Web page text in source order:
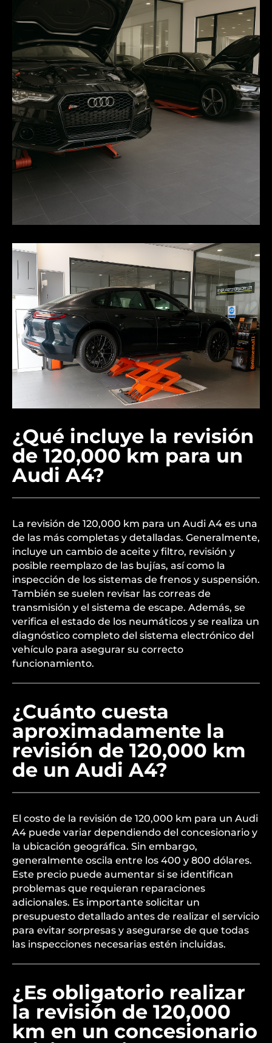
¿Qué incluye la revisión
de 120,000 km para un
Audi A4?
La revisión de 120,000 km para un Audi A4 es una
de las más completas y detalladas. Generalmente,
incluye un cambio de aceite y filtro, revisión y
posible reemplazo de las bujías, así como la
inspección de los sistemas de frenos y suspensión.
También se suelen revisar las correas de
transmisión y el sistema de escape. Además, se
verifica el estado de los neumáticos y se realiza un
diagnóstico completo del sistema electrónico del
vehículo para asegurar su correcto
funcionamiento.
¿Cuánto cuesta
aproximadamente la
revisión de 120,000 km
de un Audi A4?
El costo de la revisión de 120,000 km para un Audi
A4 puede variar dependiendo del concesionario y
la ubicación geográfica. Sin embargo,
generalmente oscila entre los 400 y 800 dólares.
Este precio puede aumentar si se identifican
problemas que requieran reparaciones
adicionales. Es importante solicitar un
presupuesto detallado antes de realizar el servicio
para evitar sorpresas y asegurarse de que todas
las inspecciones necesarias estén incluidas.
¿Es obligatorio realizar
la revisión de 120,000
km en un concesionario